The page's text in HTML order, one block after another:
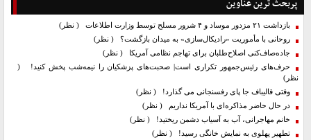
پربحث ترین عناوین
بازداشت ۲۱ مزدور موساد و ۴ شرور مسلح توسط وزارت اطلاعات
( نظر)
روحانی با مأموریت «رادیکال‌سازی» به میدان بازگشت؟ ( نظر)
جاده‌صاف‌کنی اصلاح‌طلبان برای تهاجم نظامی آمریکا ( نظر)
حرف‌های رئیس‌جمهور تکراری است| صحبت‌های پزشکیان را نیمه‌شب پخش کنید!
(
نظر)
وقتی قالیباف جا پای رفسنجانی می گذارد! ( نظر)
در حال حاضر مذاکره‌ای با آمریکا نداریم ( نظر)
خانم مهاجرانی، آب به آسیاب دشمن ریختید! ( نظر)
تطهیر پهلوی به نمایش خانگی رسید! ( نظر)